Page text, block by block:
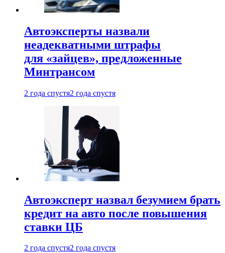
Автоэксперты назвали
неадекватными штрафы
для «зайцев», предложенные
Минтрансом
2 года спустя2 года спустя
Автоэксперт назвал безумием брать
кредит на авто после повышения
ставки ЦБ
2 года спустя2 года спустя